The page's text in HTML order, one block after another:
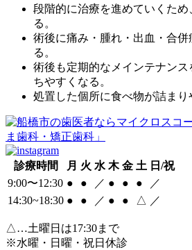
段階的に治療を進めていくた
る。
術後に痛み・腫れ・出血・合
る。
術後も定期的なメインテナン
ちやすくなる。
処置した個所に食べ物が詰まり
診療時間 月 火 水 木 金 土 日/祝
9:00〜12:30 ● ● ／ ● ● ●
／
14:30~18:30 ● ● ／ ● ● △ ／
△…土曜日は17:30まで
※水曜・日曜・祝日休診